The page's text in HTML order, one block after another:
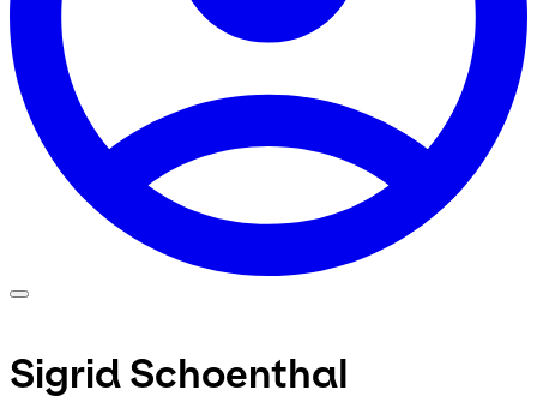
Sigrid Schoenthal